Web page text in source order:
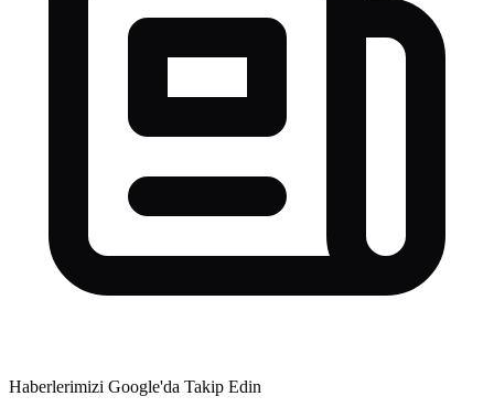
Haberlerimizi Google'da Takip Edin